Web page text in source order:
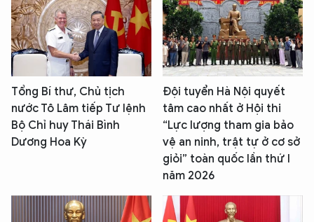
Tổng Bí thư, Chủ tịch
nước Tô Lâm tiếp Tư lệnh
Bộ Chỉ huy Thái Bình
Dương Hoa Kỳ
Đội tuyển Hà Nội quyết
tâm cao nhất ở Hội thi
“Lực lượng tham gia bảo
vệ an ninh, trật tự ở cơ sở
giỏi” toàn quốc lần thứ I
năm 2026